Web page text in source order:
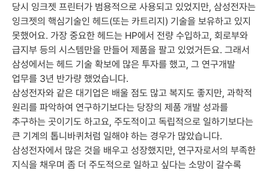
당시 잉크젯 프린터가 범용적으로 사용되고 있었지만, 삼성전자는
잉크젯의 핵심기술인 헤드(또는 카트리지) 기술을 보유하고 있지
못했어요. 가장 중요한 헤드는 HP에서 전량 수입하고, 회로부와
급지부 등의 시스템만을 만들어 제품을 팔고 있었거든요. 그래서
삼성에서는 헤드 기술 확보에 많은 투자를 했고, 그 연구개발
업무를 3년 반가량 했었습니다.
삼성전자와 같은 대기업은 배울 점도 많고 복지도 좋지만, 과학적
원리를 파악하여 연구하기보다는 당장의 제품 개발 성과를
추구하는 곳이기도 하고요, 주도적이고 독립적으로 일하기보다는
큰 기계의 톱니바퀴처럼 일해야 하는 경우가 많았습니다.
삼성전자에서 많은 것을 배우고 성장했지만, 연구자로서의 부족한
지식을 채우며 좀 더 주도적으로 일하고 싶다는 소망이 갈수록